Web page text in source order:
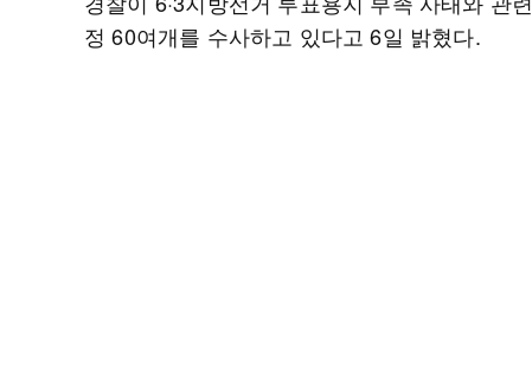
정 60여개를 수사하고 있다고 6일 밝혔다.